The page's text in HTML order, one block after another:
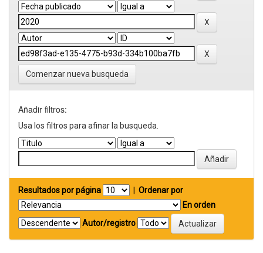
Comenzar nueva busqueda
Añadir filtros:
Usa los filtros para afinar la busqueda.
Resultados por página
Ordenar por
En orden
Autor/registro